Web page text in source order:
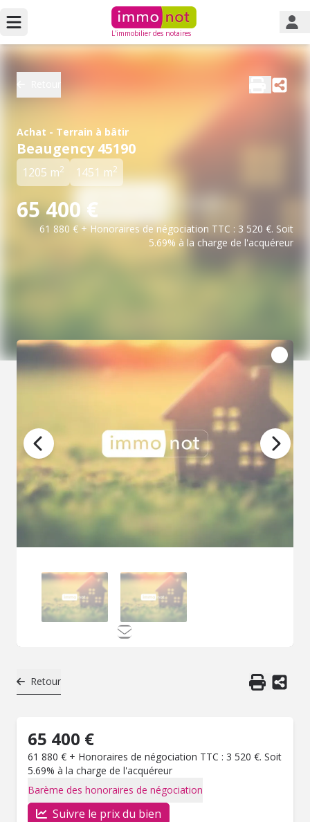
L'immobilier des notaires
Achat - Terrain à bâtir
Beaugency 45190
1205 m2 1451 m2
65 400 €
61 880 € + Honoraires de négociation TTC : 3 520 €. Soit
5.69% à la charge de l'acquéreur
Retour
65 400 €
61 880 € + Honoraires de négociation TTC : 3 520 €. Soit
5.69% à la charge de l'acquéreur
Barème des honoraires de négociation
Suivre le prix du bien